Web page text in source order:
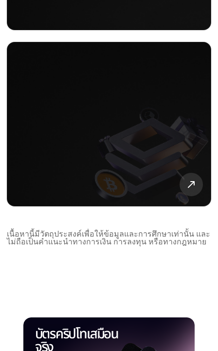
เนื้อหานี้มีวัตถุประสงค์เพื่อให้ข้อมูลและการศึกษาเท่านั้น และ
ไม่ถือเป็นคำแนะนำทางการเงิน การลงทุน หรือทางกฎหมาย